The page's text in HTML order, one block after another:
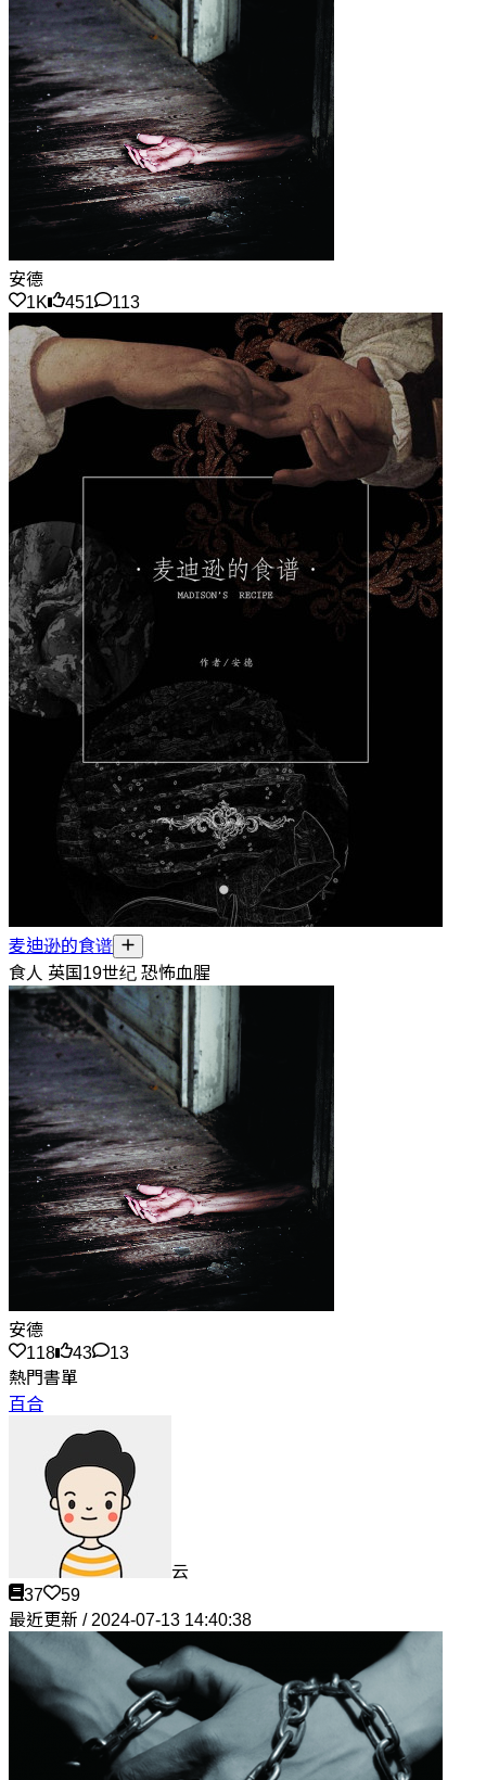
安德
1K
451 113
麦迪逊的食谱
食人 英国19世纪 恐怖血腥
安德
118
43
13
熱門書單
百合
云
37
59
最近更新 / 2024-07-13 14:40:38